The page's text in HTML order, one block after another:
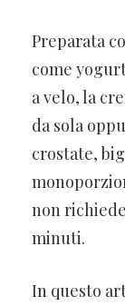
Preparata
come
a velo, la
da sola
crostate,
non
minuti.
In questo